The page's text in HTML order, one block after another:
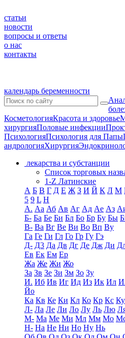
статьи
новости
вопросы и ответы
о нас
контакты
календарь беременности
КосметологияКрасота и здоровье
хирургияПоловые инфекции
ПсихологияПсихология для Папы
андрологияХирургия
лекарства и субстанции
Список торговых
1-Z Латинские
А Б В Г Д Е Ж З И Й К Л М
5 9 L H
А. Аа Аб Ав Аг Ад Ае Аз
Б- Ба Бе Би Бл Бо Бр Бу Бы
В- Ва Вг Ве Ви Во Вп Ву
Га Ге Ги Гл Го Гр Гу Гэ
Д- Д3 Да Дв Дг Де Дж Ди
Ев Ек Ем Ер
Жа Же Жи Жо
За Зв Зе Зи Зм Зо Зу
И. Иб Ив Иг Ид Из Ик Ил
Йо
Ка Кв Ке Ки Кл Ко Кр Кс Ку
Л- Ла Ле Ли Ло Лу Ль Лю
М- Ма Ме Ми Мл Мм Мо
Н- На Не Ни Но Ну Нь